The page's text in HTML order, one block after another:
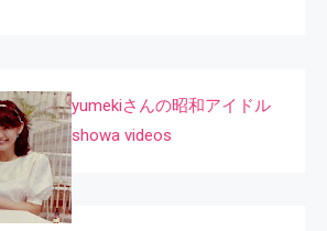
yumekiさんの昭和アイドル
showa videos